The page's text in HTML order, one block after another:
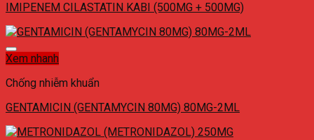
IMIPENEM CILASTATIN KABI (500MG + 500MG)
Xem nhanh
Chống nhiễm khuẩn
GENTAMICIN (GENTAMYCIN 80MG) 80MG-2ML